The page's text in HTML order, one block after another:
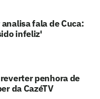
fala de Cuca:
infeliz'
penhora de
da CazéTV